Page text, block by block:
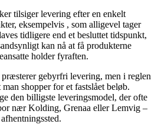
tilsiger levering efter en enkelt
eksempelvis , som alligevel tager
tidligere end et besluttet tidspunkt,
kan nå at få produkterne
holder fyraften.
gebyrfri levering, men i reglen
shopper for et fastslået beløb.
den billigste leveringsmodel, der ofte
nær Kolding, Grenaa eller Lemvig –